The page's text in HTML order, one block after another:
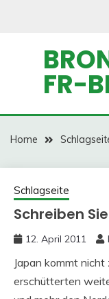
FR-
Home
Schlagseite
Schreiben
12. April 2011
Japan kommt
erschütterten